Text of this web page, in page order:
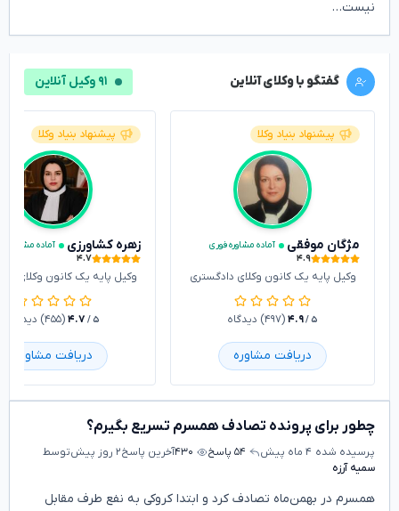
نیست…
گفتگو با وکلای آنلاین ۹۱ وکیل آنلاین
پیشنهاد بنیاد وکلا
مژگان موفقی آماده مشاوره فوری
۴.۹
وکیل پایه یک کانون وکلای دادگستری
۴.۹/ ۵ (۴۹۷) دیدگاه
دریافت مشاوره
پیشنهاد بنیاد وکلا
زهره کشاورزی آماده مشاوره
۴.۷
وکیل پایه یک کانون وکلای
۴.۷ / ۵ (۴۵۵) دیدگاه
دریافت مشاوره
چطور برای پرونده تصادف همسرم تسریع بگیرم؟
پرسیده شده ۴ ماه پیش ۵۴ پاسخ ۴۳۰آخرین پاسخ۲ روز پیش
توسط
سمیه آرزه
همسرم در بهمن‌ماه تصادف کرد و ابتدا کروکی به نفع طرف مقابل